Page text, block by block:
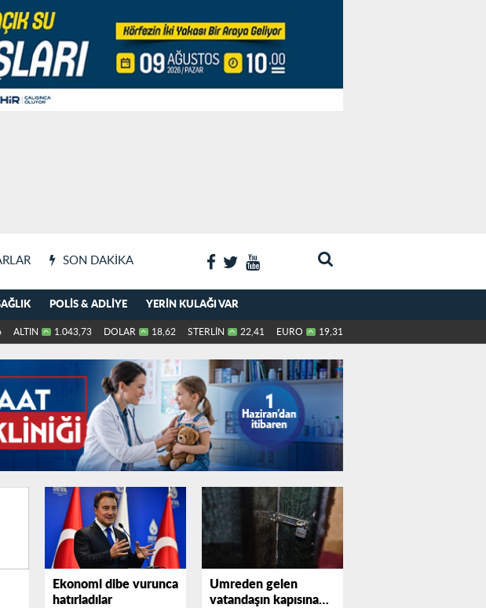
SON DAKIKA
POLIS & ADLIYE YERIN KULAĞI VAR
ALTIN 1.043,73 DOLAR 18,62 STERLİN 22,41 EURO 19,31
Ekonomi dibe vurunca
hatırladılar
Umreden gelen
vatandaşın kapısına